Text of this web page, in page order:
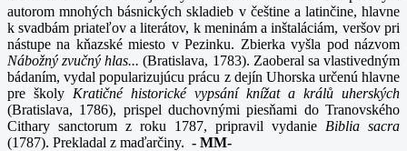
autorom mnohých básnických skladieb v češtine a latinčine, hlavne
k svadbám priateľov a literátov, k meninám a inštaláciám, veršov pri
nástupe na kňazské miesto v Pezinku. Zbierka vyšla pod názvom
Nábožný zvučný hlas...(Bratislava, 1783). Zaoberal sa vlastivedným
bádaním, vydal popularizujúcu prácu z dejín Uhorska určenú hlavne
pre školy Kratičné historické vypsání knížat a králů uherských
(Bratislava, 1786), prispel duchovnými piesňami do Tranovského
Cithary sanctorum z roku 1787, pripravil vydanie Biblia sacra
(1787). Prekladal z maďarčiny. - MM-